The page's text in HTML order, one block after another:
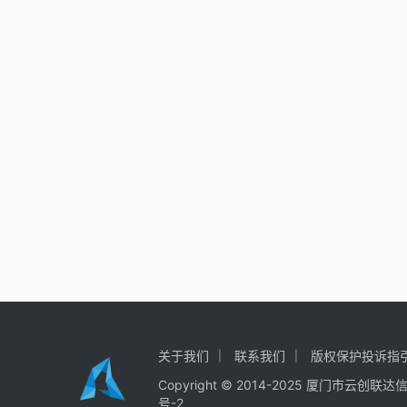
关于我们 联系我们
版权保护投诉指
Copyright © 2014-2025 厦门市云创联达
号-2